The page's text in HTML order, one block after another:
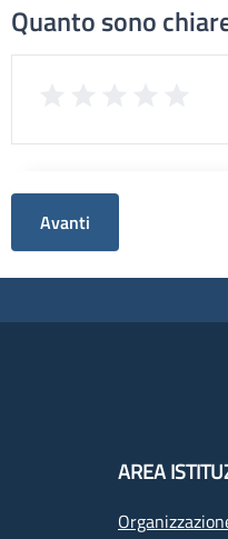
Quanto sono
Avanti
AREA